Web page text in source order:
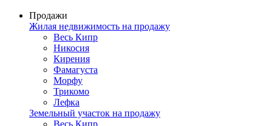
Продажи
Жилая недвижимость на продажу
Весь Кипр
Никосия
Кирения
Фамагуста
Морфу
Трикомо
Лефка
Земельный участок на продажу
Весь Кипр